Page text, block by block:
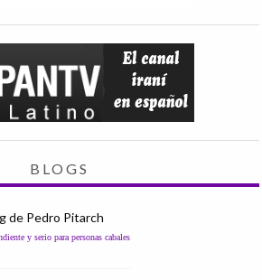
BLOGS
de Pedro Pitarch
y serio para personas cabales